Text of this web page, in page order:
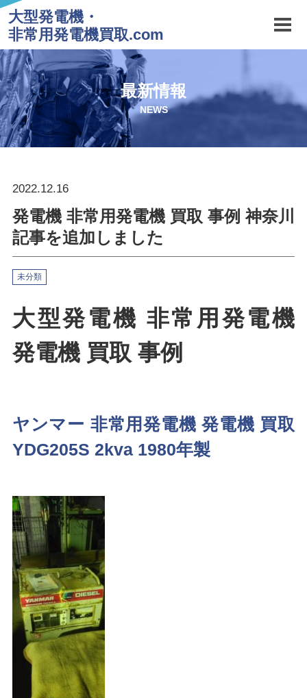
大型発電機・
非常用発電機買取.com
最新情報
NEWS
2022.12.16
発電機 非常用発電機 買取 事例 神奈川
記事を追加しました
未分類
大型発電機 非常用発電機
発電機 買取 事例
ヤンマー 非常用発電機 発電機 買取
YDG205S 2kva 1980年製